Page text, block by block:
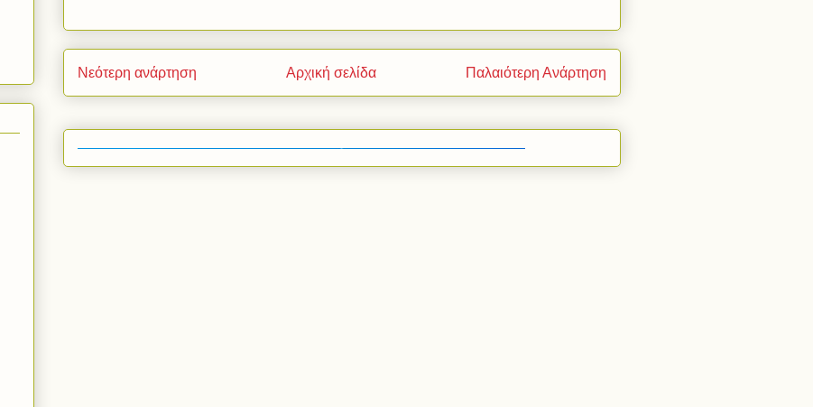
Νεότερη ανάρτηση Παλαιότερη Ανάρτηση
Αρχική σελίδα